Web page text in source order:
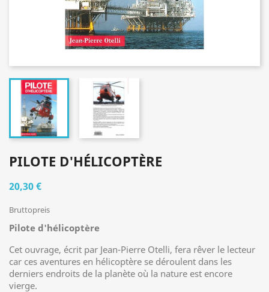
PILOTE D'HÉLICOPTÈRE
20,30 €
Bruttopreis
Pilote d'hélicoptère
Cet ouvrage, écrit par Jean-Pierre Otelli, fera rêver le lecteur
car ces aventures en hélicoptère se déroulent dans les
derniers endroits de la planète où la nature est encore
vierge.